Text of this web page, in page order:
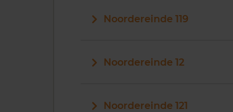
Noordereinde 119
Noordereinde 12
Noordereinde 121